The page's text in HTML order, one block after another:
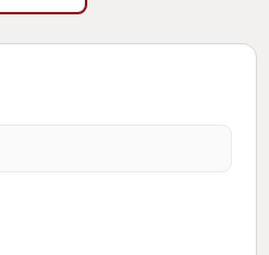
ションが始まります。
々で、フィールド上で